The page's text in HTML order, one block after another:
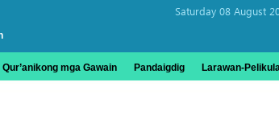
Saturday 08 August
Qur’anikong mga Gawain Pandaigdig Larawan-